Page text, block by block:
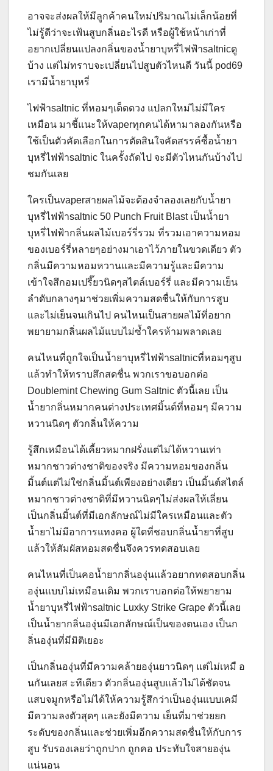
อาจจะส่งผลให้มีลูกค้าคนใหม่ปริมาณไม่เล็กน้อยที่
ไม่รู้ดีว่าจะเฟ้นสูบกลิ่นอะไรดี หรือผู้ใช้หน้าเก่าที่
อยากเปลี่ยนแปลงกลิ่นของน้ำยาบุหรี่ไฟฟ้าsaltnicดู
บ้าง แต่ไม่ทราบจะเปลี่ยนไปสูบตัวไหนดี วันนี้ pod69
เรามีน้ำยาบุหรี่
ไฟฟ้าsaltnic ที่หอมๆเด็ดดวง แปลกใหม่ไม่มีใคร
เหมือน มาชี้แนะให้vaperทุกคนได้หามาลองกันหรือ
ใช้เป็นตัวคัดเลือกในการตัดสินใจคัดสรรค์ซื้อน้ำยา
บุหรี่ไฟฟ้าsaltnic ในครั้งถัดไป จะมีตัวไหนกันบ้างไป
ชมกันเลย
ใครเป็นvaperสายผลไม้จะต้องจำลองเลยกับน้ำยา
บุหรี่ไฟฟ้าsaltnic 50 Punch Fruit Blast เป็นน้ำยา
บุหรี่ไฟฟ้ากลิ่นผลไม้เบอร์รี่รวม ที่รวมเอาความหอม
ของเบอร์รี่หลายๆอย่างมาเอาไว้ภายในขวดเดียว ตัว
กลิ่นมีความหอมหวานและมีความรู้และมีความ
เข้าใจสึกอมเปรี๊ยวนิดๆสไตล์เบอร์รี่ และมีความเย็น
ลำดับกลางๆมาช่วยเพิ่มความสดชื่นให้กับการสูบ
และไม่เย็นจนเกินไป คนไหนเป็นสายผลไม้ที่อยาก
พยายามกลิ่นผลไม้แบบไม่ซ้ำใครห้ามพลาดเลย
คนไหนที่ถูกใจเป็นน้ำยาบุหรี่ไฟฟ้าsaltnicที่หอมๆสูบ
แล้วทำให้ทราบสึกสดชื่น พวกเราขอบอกต่อ
Doublemint Chewing Gum Saltnic ตัวนี้เลย เป็น
น้ำยากลิ่นหมากคนต่างประเทศมิ้นต์ที่หอมๆ มีความ
หวานนิดๆ ตัวกลิ่นให้ความ
รู้สึกเหมือนได้เคี้ยวหมากฝรั่งแต่ไม่ได้หวานเท่า
หมากชาวต่างชาติของจริง มีความหอมของกลิ่น
มิ้นต์แต่ไม่ใช่กลิ่นมิ้นต์เพียงอย่างเดียว เป็นมิ้นต์สไตล์
หมากชาวต่างชาติที่มีหวานนิดๆไม่ส่งผลให้เลี่ยน
เป็นกลิ่นมิ้นต์ที่มีเอกลักษณ์ไม่มีใครเหมือนและตัว
น้ำยาไม่มีอาการแทงคอ ผู้ใดที่ชอบกลิ่นน้ำยาที่สูบ
แล้วให้สัมผัสหอมสดชื่นจึงควรทดสอบเลย
คนไหนที่เป็นคอน้ำยากลิ่นองุ่นแล้วอยากทดสอบกลิ่น
องุ่นแบบไม่เหมือนเดิม พวกเราบอกต่อให้พยายาม
น้ำยาบุหรี่ไฟฟ้าsaltnic Luxky Strike Grape ตัวนี้เลย
เป็นน้ำยากลิ่นองุ่นมีเอกลักษณ์เป็นของตนเอง เป็นก
ลิ่นองุ่นที่มีมิติเยอะ
เป็นกลิ่นองุ่นที่มีความคล้ายองุ่นยาวนิดๆ แต่ไม่เหมื อ
นกันเลยส ะทีเดียว ตัวกลิ่นองุ่นสูบแล้วไม่ได้ชัดจน
แสบจมูกหรือไม่ได้ให้ความรู้สึกว่าเป็นองุ่นแบบเคมี
มีความลงตัวสุดๆ และยังมีความ เย็นที่มาช่วยยก
ระดับของกลิ่นและช่วยเพิ่มอีกความสดชื่นให้กับการ
สูบ รับรองเลยว่าถูกปาก ถูกคอ ประทับใจสายองุ่น
แน่นอน